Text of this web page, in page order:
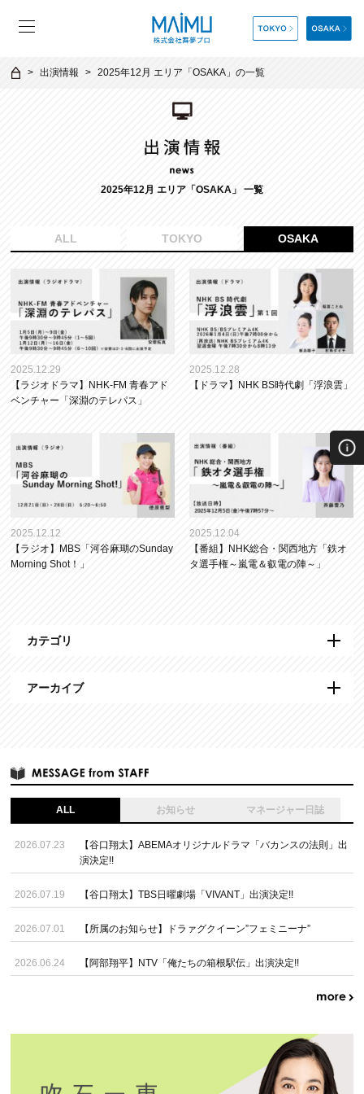
出演情報 2025年12月 エリア「OSAKA」の一覧
2025年12月 エリア「OSAKA」 一覧
ALL TOKYO OSAKA
2025.12.29
【ラジオドラマ】NHK-FM 青春アド
ベンチャー「深淵のテレパス」
2025.12.28
【ドラマ】NHK BS時代劇「浮浪雲」
2025.12.12
【ラジオ】MBS「河谷麻瑚のSunday
Morning Shot！」
2025.12.04
【番組】NHK総合・関西地方「鉄オ
タ選手権～嵐電＆叡電の陣～」
カテゴリ
アーカイブ
ALL お知らせ マネージャー日誌
2026.07.23
【谷口翔太】ABEMAオリジナルドラマ「バカンスの法則」出
演決定!!
2026.07.19 【谷口翔太】TBS日曜劇場「VIVANT」出演決定!!
2026.07.01 【所属のお知らせ】ドラァグクイーン”フェミニーナ”
2026.06.24 【阿部翔平】NTV「俺たちの箱根駅伝」出演決定!!